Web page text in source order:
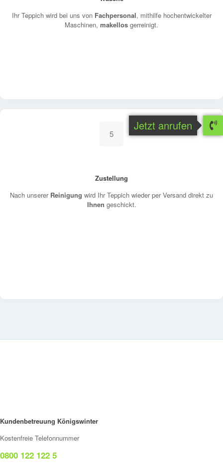
Ihr Teppich wird bei uns von Fachpersonal, mithilfe hochentwickelter
Maschinen, makellos gerreinigt.
5
Zustellung
Nach unserer Reinigung wird Ihr Teppich wieder per Versand direkt zu
Ihnen geschickt.
Kundenbetreuung Königswinter
Kostenfreie Telefonnummer
0800 122 122 5
Jetzt anrufen